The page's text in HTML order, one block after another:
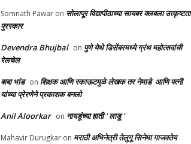
Somnath Pawar on सोलापूर विद्यापीठाच्या सायबर क्लबला उत्कृष्टता
पुरस्कार
Devendra Bhujbal on पुणे येथे डिसेंबरमध्ये ग्रंथ महोत्सवांची
रेलचेल
बाबा भांड on शिक्षक आणि स्काऊटमुळे लेखक तर नेमाडे आणि पत्नी
यांच्या प्रेरणेने प्रकाशक बनलो
Anil Aloorkar on नायडूंच्या हाती ‘ लाडू ‘
Mahavir Durugkar on मराठी अभिनेत्री तेलुगू सिनेमा गाजवतेय